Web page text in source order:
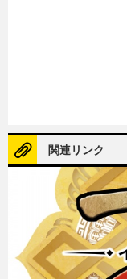
関連リンク